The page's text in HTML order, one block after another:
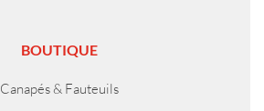
BOUTIQUE
Canapés & Fauteuils